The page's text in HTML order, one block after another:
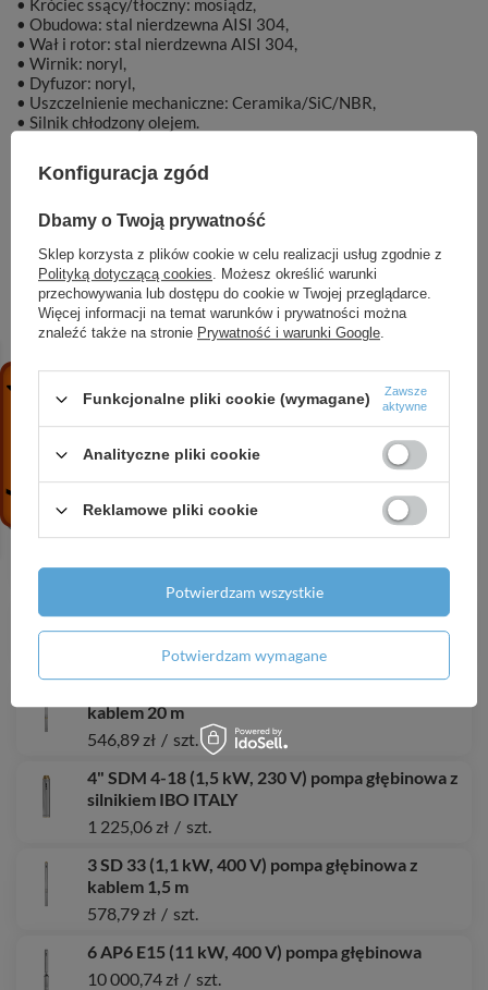
• Króciec ssący/tłoczny: mosiądz,
• Obudowa: stal nierdzewna AISI 304,
• Wał i rotor: stal nierdzewna AISI 304,
• Wirnik: noryl,
• Dyfuzor: noryl,
• Uszczelnienie mechaniczne: Ceramika/SiC/NBR,
• Silnik chłodzony olejem.
Symbol 002520
ZOBACZ RÓWNIEŻ
Zawór zwrotny kulowy DN65 PN16 (GW 2-1/2)
216,18 zł / szt.
CVI 15-16 T (15 kW, 400 V) pompa pionowa
9 849,83 zł / szt.
4 SD 3-14 (1,1 kW, 400 V) pompa głębinowa
kablem 20 m
546,89 zł / szt.
4" SDM 4-18 (1,5 kW, 230 V) pompa głębinowa z
silnikiem IBO ITALY
1 225,06 zł / szt.
3 SD 33 (1,1 kW, 400 V) pompa głębinowa z
kablem 1,5 m
578,79 zł / szt.
6 AP6 E15 (11 kW, 400 V) pompa głębinowa
10 000,74 zł / szt.
Konfiguracja zgód
Dbamy o Twoją prywatność
Sklep korzysta z plików cookie w celu realizacji usług zgodnie z
Polityką dotyczącą cookies. Możesz określić warunki
przechowywania lub dostępu do cookie w Twojej przeglądarce.
Więcej informacji na temat warunków i prywatności można
znaleźć także na stronie Prywatność i warunki Google.
Funkcjonalne pliki cookie (wymagane)
Zawsze
aktywne
Analityczne pliki cookie
Reklamowe pliki cookie
Potwierdzam wymagane
Potwierdzam wszystkie